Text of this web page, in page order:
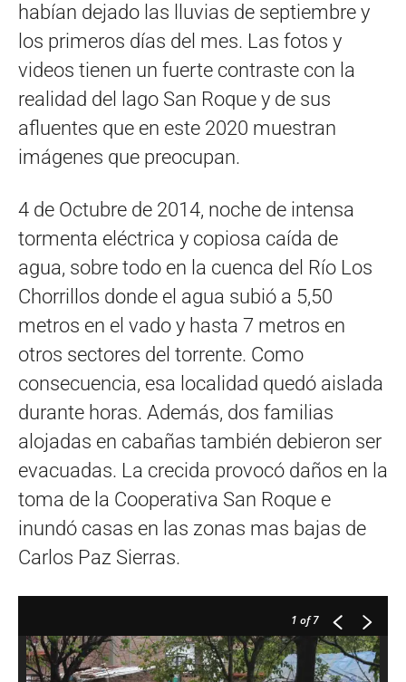
habían dejado las lluvias de septiembre y
los primeros días del mes. Las fotos y
videos tienen un fuerte contraste con la
realidad del lago San Roque y de sus
afluentes que en este 2020 muestran
imágenes que preocupan.
4 de Octubre de 2014, noche de intensa
tormenta eléctrica y copiosa caída de
agua, sobre todo en la cuenca del Río Los
Chorrillos donde el agua subió a 5,50
metros en el vado y hasta 7 metros en
otros sectores del torrente. Como
consecuencia, esa localidad quedó aislada
durante horas. Además, dos familias
alojadas en cabañas también debieron ser
evacuadas. La crecida provocó daños en la
toma de la Cooperativa San Roque e
inundó casas en las zonas mas bajas de
Carlos Paz Sierras.
1 of 7